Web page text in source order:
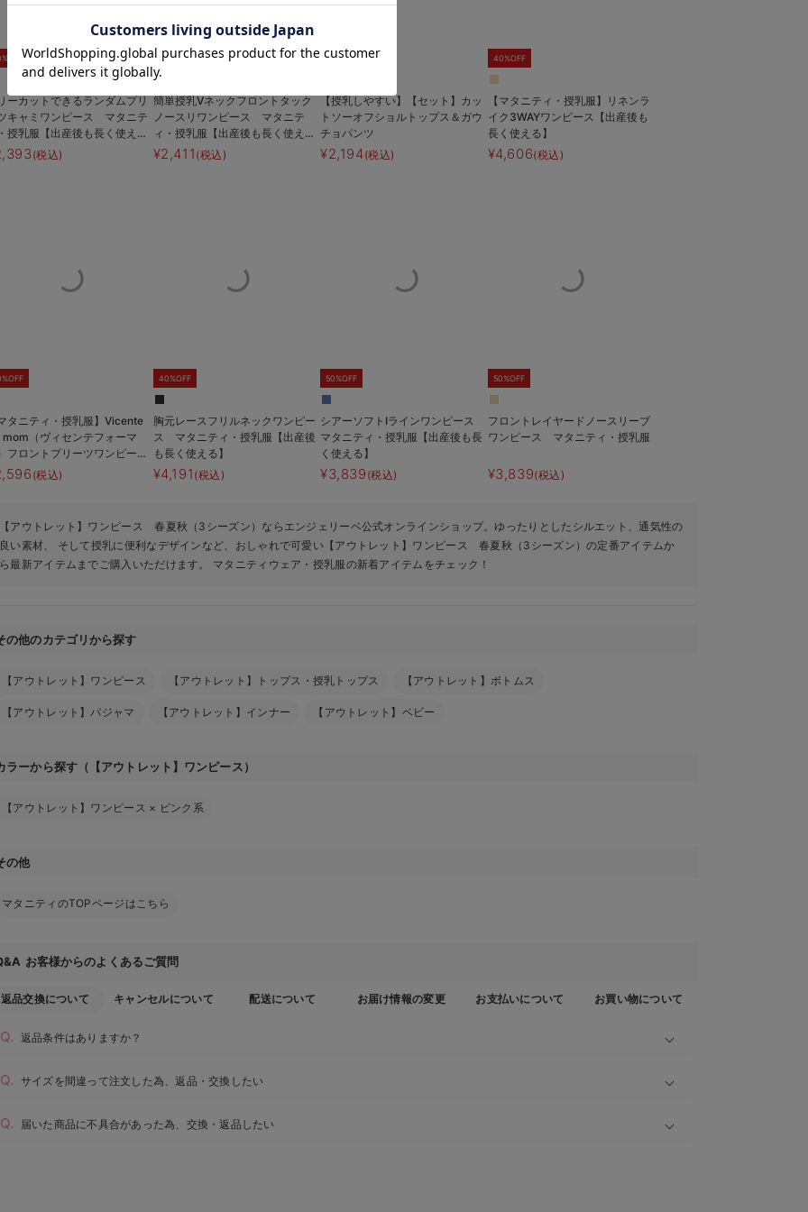
ーカットできるランダムプリ
キャミワンピース マタニテ
授乳服【出産後も長く使え
(税込)
60%OFF
簡単授乳Vネックフロントタック
ノースリワンピース マタニテ
ィ・授乳服【出産後も長く使え
る】
¥2,411 (税込)
50%OFF
【授乳しやすい】【セット】カッ
トソーオフショルトップス＆ガウ
チョパンツ
¥2,194(税込)
40%OFF
【マタニティ・授乳服】リネンラ
イク3WAYワンピース【出産後も
長く使える】
¥4,606(税込)
マタニティ・授乳服】Vicente
（ヴィセンテフォーマ
フロントプリーツワンピース
産後も長く使える】
(税込)
40%OFF
胸元レースフリルネックワンピー
ス マタニティ・授乳服【出産後
も長く使える】
¥4,191 (税込)
50%OFF
シアーソフトIラインワンピース
マタニティ・授乳服【出産後も長
く使える】
¥3,839 (税込)
50%OFF
フロントレイヤードノースリーブ
ワンピース マタニティ・授乳服
¥3,839(税込)
【アウトレット】ワンピース 春夏秋（3シーズン）ならエンジェリーベ公式オンラインショップ。ゆったりとしたシルエット、通気性の
良い素材、 そして授乳に便利なデザインなど、おしゃれで可愛い【アウトレット】ワンピース 春夏秋（3シーズン）の定番アイテムか
ら最新アイテムまでご購入いただけます。 マタニティウェア・授乳服の新着アイテムをチェック！
の他のカテゴリから探す
【アウトレット】ワンピース 【アウトレット】トップス・授乳トップス 【アウトレット】ボトムス
【アウトレット】パジャマ 【アウトレット】インナー 【アウトレット】ベビー
ラーから探す（【アウトレット】ワンピース）
【アウトレット】ワンピース × ピンク系
の他
マタニティのTOPページはこちら
お客様からのよくあるご質問
返品交換について キャンセルについて 配送について お届け情報の変更 お支払いについて お買い物について
返品条件はありますか？
サイズを間違って注文した為、返品・交換したい
届いた商品に不具合があった為、交換・返品したい
お気に入り商品を確認する